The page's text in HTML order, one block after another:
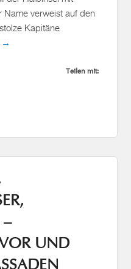
Kapitäne
→
–
UND